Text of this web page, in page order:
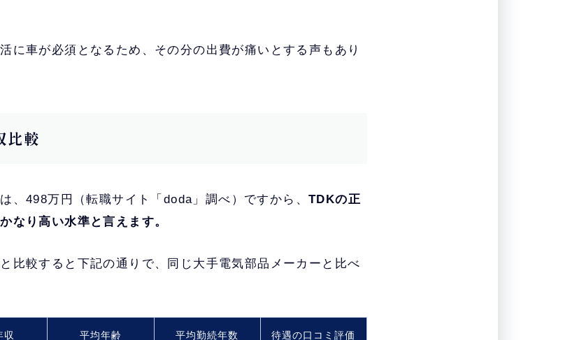
に車が必須となるため、その分の出費が痛いとする声もあり
比較
、498万円（転職サイト「doda」調べ）ですから、 TDKの正
なり高い水準と言えます。
比較すると下記の通りで、同じ大手電気部品メーカーと比べ
収 平均年齢 平均勤続年数 待遇の口コミ評価